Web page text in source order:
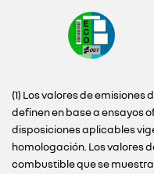
(1) Los valores de emisiones
definen en base a ensayos
disposiciones aplicables
homologación. Los valores
combustible que se